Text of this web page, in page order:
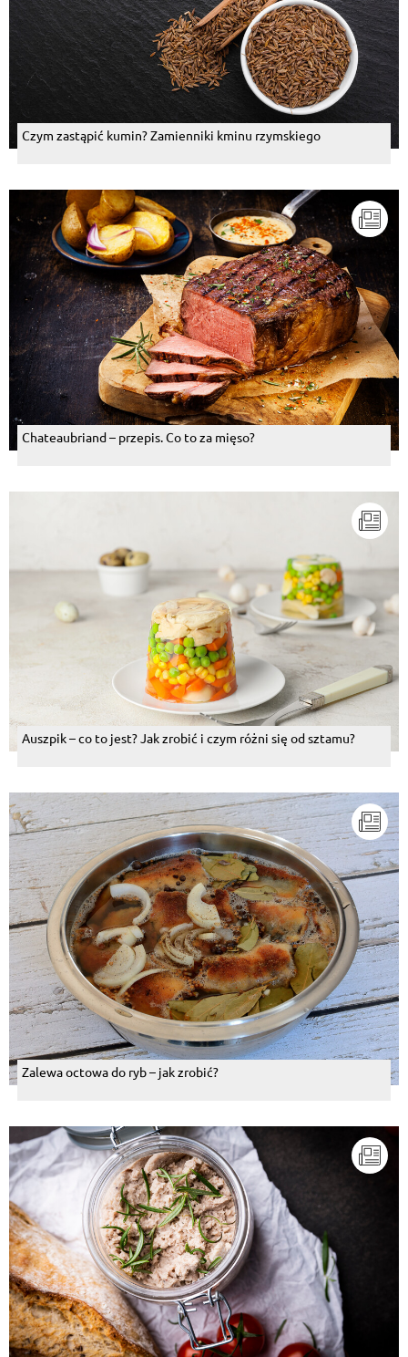
Czym zastąpić kumin? Zamienniki kminu rzymskiego
Chateaubriand – przepis. Co to za mięso?
Auszpik – co to jest? Jak zrobić i czym różni się od sztamu?
Zalewa octowa do ryb – jak zrobić?